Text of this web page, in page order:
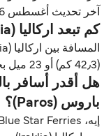
آخر تحديث أغسطس 26.
كم تبعد اركاليا (Iraklia) عن باروس (Paros)؟
(42٫3 كم) أو 23 ميل بحري.
باروس (Paros)؟